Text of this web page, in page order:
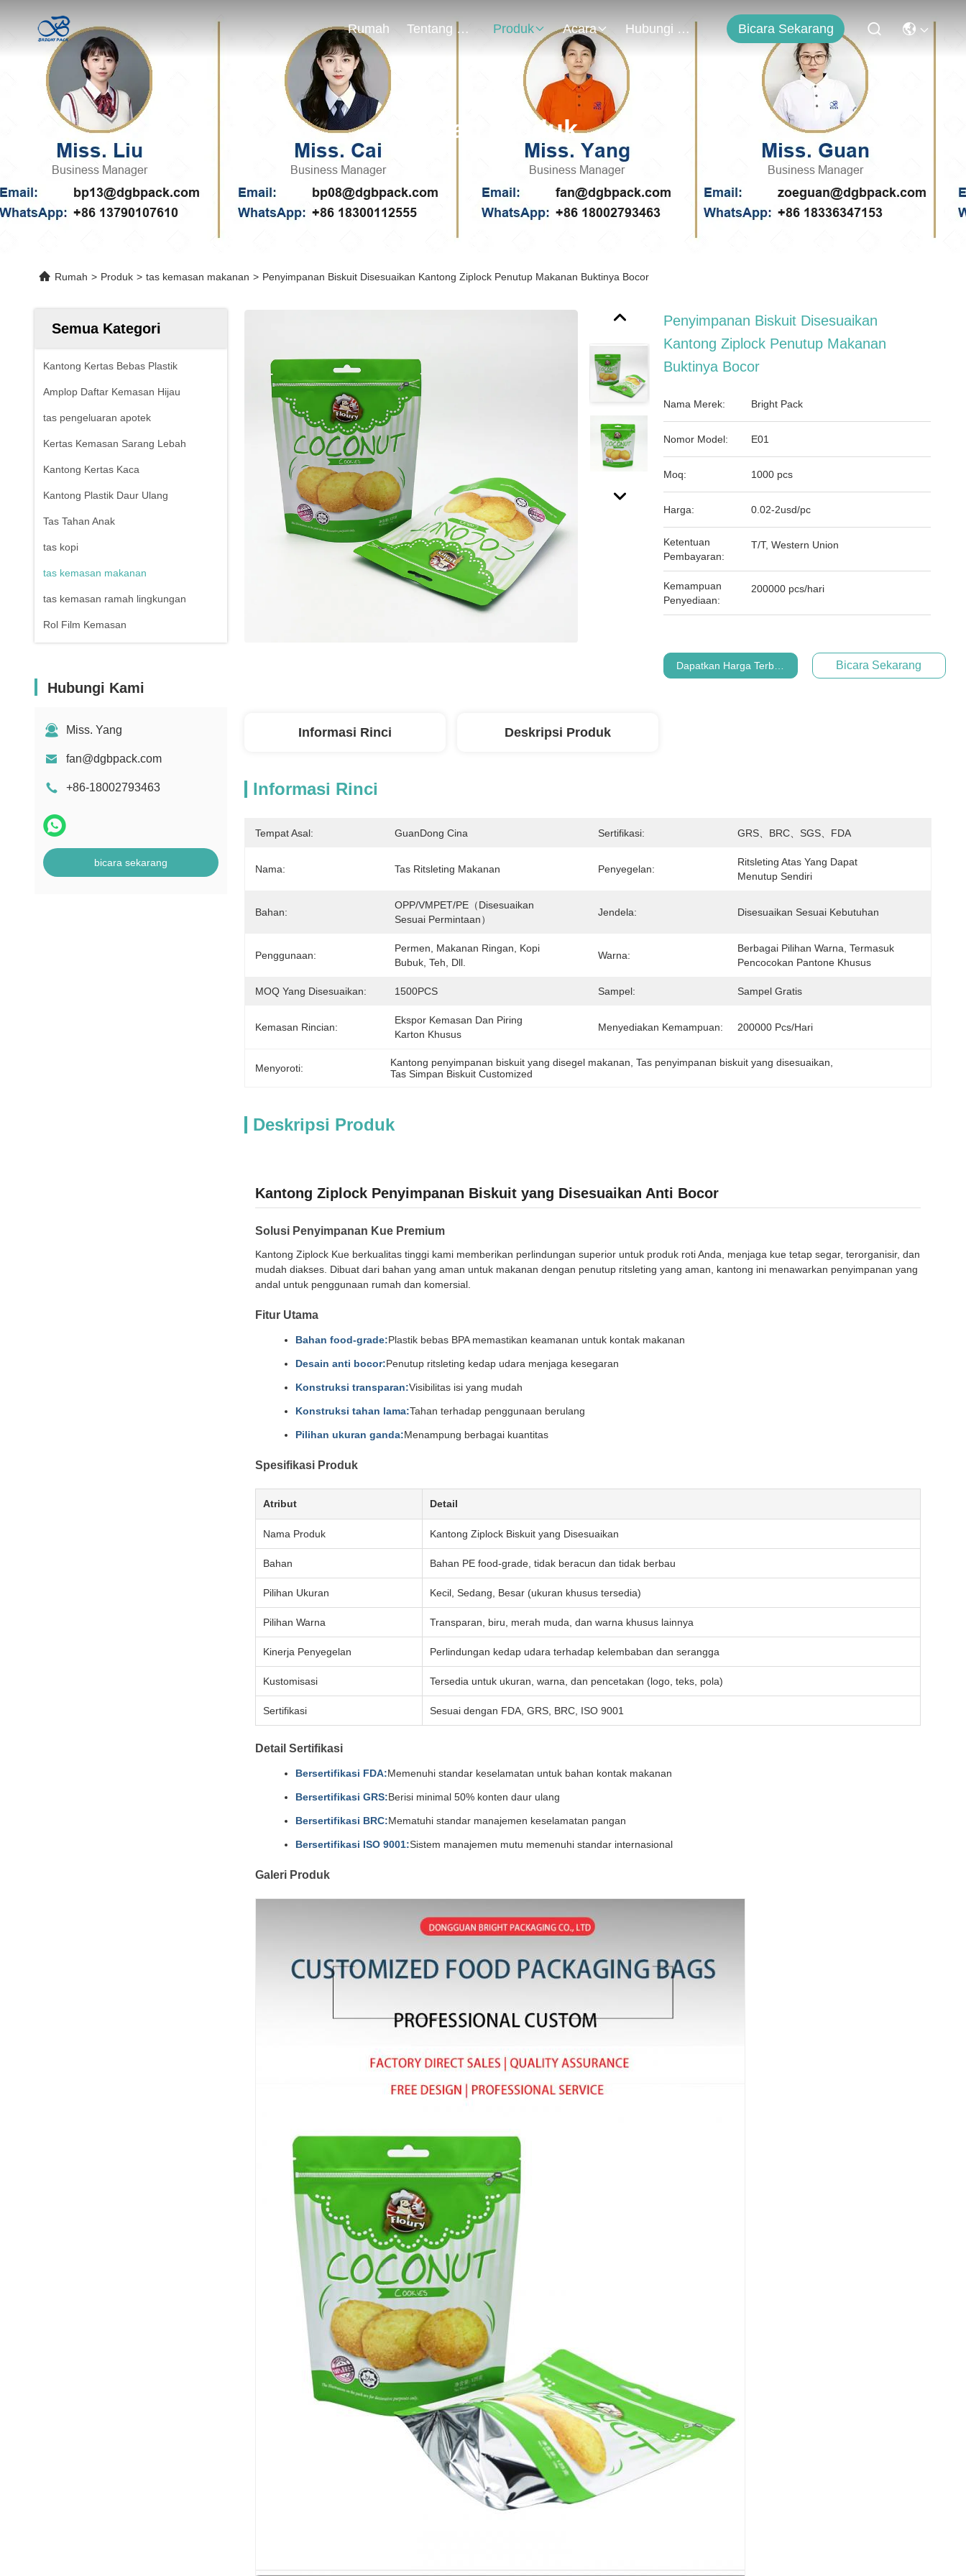
Rumah Tentang Kami Produk Acara Hubungi Kami Bicara Sekarang
Rincian Produk
Rumah > Produk > tas kemasan makanan > Penyimpanan Biskuit Disesuaikan Kantong Ziplock Penutup Makanan Buktinya Bocor
Semua Kategori
Kantong Kertas Bebas Plastik
Amplop Daftar Kemasan Hijau
tas pengeluaran apotek
Kertas Kemasan Sarang Lebah
Kantong Kertas Kaca
Kantong Plastik Daur Ulang
Tas Tahan Anak
tas kopi
tas kemasan makanan
tas kemasan ramah lingkungan
Rol Film Kemasan
Hubungi Kami
Miss. Yang
fan@dgbpack.com
+86-18002793463
bicara sekarang
Penyimpanan Biskuit Disesuaikan
Kantong Ziplock Penutup Makanan
Buktinya Bocor
Nama Merek: Bright Pack
Nomor Model: E01
Moq: 1000 pcs
Harga: 0.02-2usd/pc
Ketentuan
Pembayaran:
T/T, Western Union
Kemampuan
Penyediaan:
200000 pcs/hari
Dapatkan Harga Terbaik Bicara Sekarang
Informasi Rinci Deskripsi Produk
Informasi Rinci
Tempat Asal: GuanDong Cina Sertifikasi: GRS、BRC、SGS、FDA
Nama: Tas Ritsleting Makanan Penyegelan:
Ritsleting Atas Yang Dapat
Menutup Sendiri
Bahan:
OPP/VMPET/PE（Disesuaikan
Sesuai Permintaan）
Jendela: Disesuaikan Sesuai Kebutuhan
Penggunaan:
Permen, Makanan Ringan, Kopi
Bubuk, Teh, Dll.
Warna:
Berbagai Pilihan Warna, Termasuk
Pencocokan Pantone Khusus
MOQ Yang Disesuaikan: 1500PCS Sampel: Sampel Gratis
Kemasan Rincian:
Ekspor Kemasan Dan Piring
Karton Khusus
Menyediakan Kemampuan: 200000 Pcs/hari
Menyoroti: Kantong penyimpanan biskuit yang disegel makanan , Tas penyimpanan biskuit yang disesuaikan
Tas Simpan Biskuit Customized
Deskripsi Produk
Kantong Ziplock Penyimpanan Biskuit yang Disesuaikan Anti Bocor
Solusi Penyimpanan Kue Premium
Kantong Ziplock Kue berkualitas tinggi kami memberikan perlindungan superior untuk produk roti Anda, menjaga kue tetap segar, terorganisir, dan
mudah diakses. Dibuat dari bahan yang aman untuk makanan dengan penutup ritsleting yang aman, kantong ini menawarkan penyimpanan yang
andal untuk penggunaan rumah dan komersial.
Fitur Utama
Bahan food-grade:Plastik bebas BPA memastikan keamanan untuk kontak makanan
Desain anti bocor:Penutup ritsleting kedap udara menjaga kesegaran
Konstruksi transparan:Visibilitas isi yang mudah
Konstruksi tahan lama:Tahan terhadap penggunaan berulang
Pilihan ukuran ganda:Menampung berbagai kuantitas
Spesifikasi Produk
Atribut Detail
Nama Produk Kantong Ziplock Biskuit yang Disesuaikan
Bahan Bahan PE food-grade, tidak beracun dan tidak berbau
Pilihan Ukuran Kecil, Sedang, Besar (ukuran khusus tersedia)
Pilihan Warna Transparan, biru, merah muda, dan warna khusus lainnya
Kinerja Penyegelan Perlindungan kedap udara terhadap kelembaban dan serangga
Kustomisasi Tersedia untuk ukuran, warna, dan pencetakan (logo, teks, pola)
Sertifikasi Sesuai dengan FDA, GRS, BRC, ISO 9001
Detail Sertifikasi
Bersertifikasi FDA:Memenuhi standar keselamatan untuk bahan kontak makanan
Bersertifikasi GRS:Berisi minimal 50% konten daur ulang
Bersertifikasi BRC:Mematuhi standar manajemen keselamatan pangan
Bersertifikasi ISO 9001:Sistem manajemen mutu memenuhi standar internasional
Galeri Produk